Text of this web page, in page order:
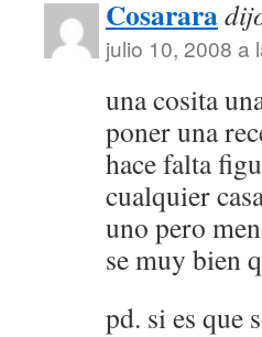
Cosarara
julio 10, 2008 a
una cosita
poner una
hace falta
cualquier
uno pero
se muy bien
pd. si es que